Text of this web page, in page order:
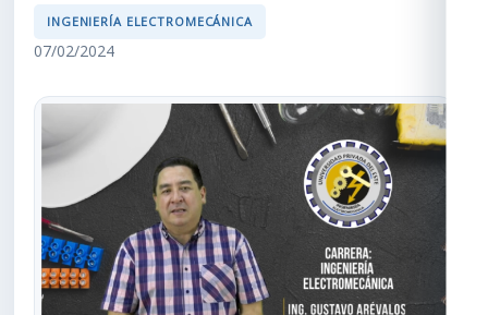
INGENIERÍA ELECTROMECÁNICA
07/02/2024